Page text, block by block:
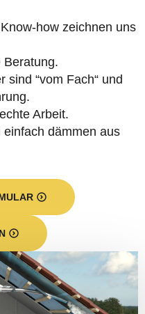
how zeichnen uns
Beratung.
sind “vom Fach“ und
Arbeit.
einfach dämmen aus